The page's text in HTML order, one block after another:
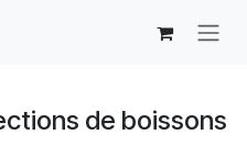
de boissons